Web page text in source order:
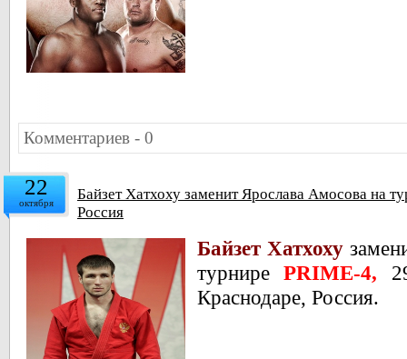
Комментариев - 0
22
октября
Байзет Хатхоху заменит Ярослава Амосова на
Россия
Байзет Хатхоху
турниреPRIME-4,
Краснодаре, Россия.